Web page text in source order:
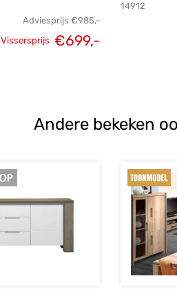
Adviesprijs €985,-
Vissersprijs €699,-
14912
Andere bekeken